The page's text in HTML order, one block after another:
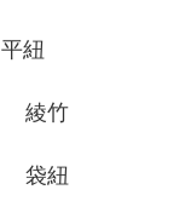
平紐
綾竹
袋紐